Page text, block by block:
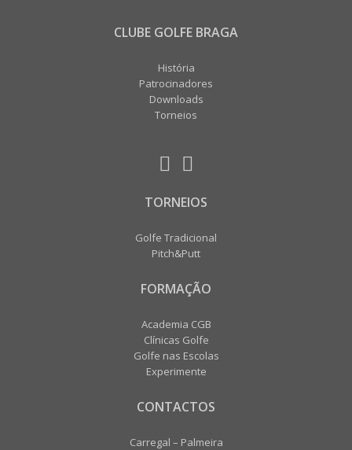
CLUBE GOLFE BRAGA
História
Patrocinadores
Downloads
Torneios
TORNEIOS
Golfe Tradicional
Pitch&Putt
FORMAÇÃO
Academia CGB
Clínicas Golfe
Golfe nas Escolas
Experimente
CONTACTOS
Carregal – Palmeira